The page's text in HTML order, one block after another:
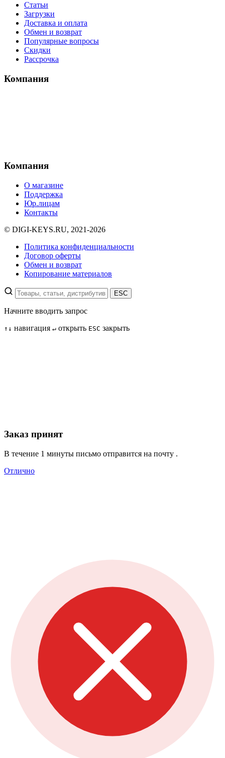
Статьи
Загрузки
Доставка и оплата
Обмен и возврат
Популярные вопросы
Скидки
Рассрочка
Компания
Компания
О магазине
Поддержка
Юр.лицам
Контакты
© DIGI-KEYS.RU, 2021-2026
Политика конфиденциальности
Договор оферты
Обмен и возврат
Копирование материалов
ESC
Начните вводить запрос
↑ ↓ навигация ↵ открыть ESC закрыть
Заказ принят
В течение 1 минуты письмо отправится на почту .
Отлично